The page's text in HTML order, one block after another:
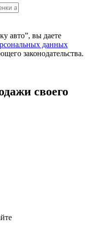
авто”, вы даете
данных
законодательства.
своего